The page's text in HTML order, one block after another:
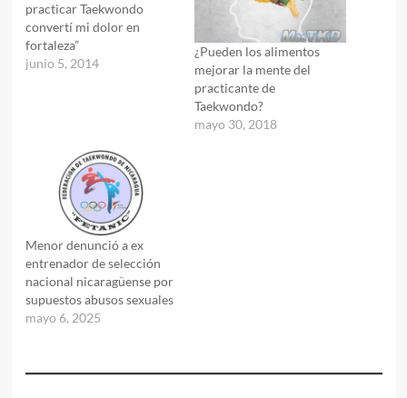
practicar Taekwondo
convertí mi dolor en
fortaleza”
junio 5, 2014
¿Pueden los alimentos
mejorar la mente del
practicante de
Taekwondo?
mayo 30, 2018
Menor denunció a ex
entrenador de selección
nacional nicaragüense por
supuestos abusos sexuales
mayo 6, 2025